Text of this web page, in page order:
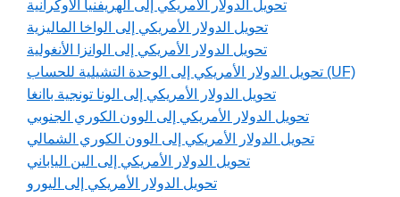
تحويل الدولار الأمريكي إلى الهريفنيا الأوكرانية
تحويل الدولار الأمريكي إلى الواخا الماليزية
تحويل الدولار الأمريكي إلى الوانزا الأنغولية
تحويل الدولار الأمريكي إلى الوحدة التشيلية للحساب (UF)
تحويل الدولار الأمريكي إلى الونا تونجية باانغا
تحويل الدولار الأمريكي إلى الوون الكوري الجنوبي
تحويل الدولار الأمريكي إلى الوون الكوري الشمالي
تحويل الدولار الأمريكي إلى الين الياباني
تحويل الدولار الأمريكي إلى اليورو